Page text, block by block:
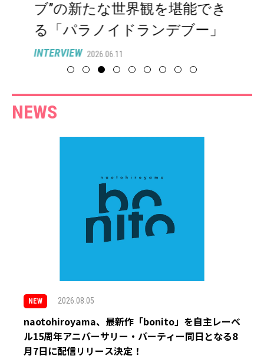
ブ”の新たな世界観を堪能でき
る「パラノイドランデブー」
INTERVIEW 2026.06.11
NEWS
NEW 2026.08.05
naotohiroyama、最新作「bonito」を自主レーベ
ル15周年アニバーサリー・パーティー同日となる8
月7日に配信リリース決定！